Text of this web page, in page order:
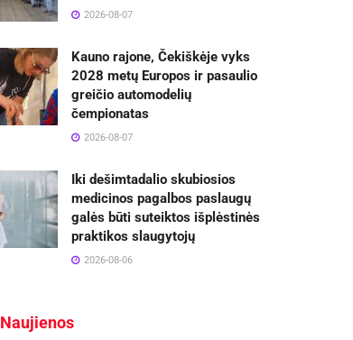
2026-08-07
Kauno rajone, Čekiškėje vyks
2028 metų Europos ir pasaulio
greičio automodelių
čempionatas
2026-08-07
Iki dešimtadalio skubiosios
medicinos pagalbos paslaugų
galės būti suteiktos išplėstinės
praktikos slaugytojų
2026-08-06
Naujienos